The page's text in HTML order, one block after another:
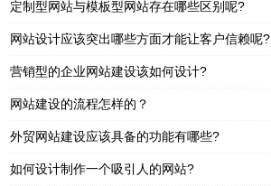
定制型网站与模板型网站存在哪些区别呢?
网站设计应该突出哪些方面才能让客户信赖呢?
营销型的企业网站建设该如何设计?
网站建设的流程怎样的？
外贸网站建设应该具备的功能有哪些?
如何设计制作一个吸引人的网站?